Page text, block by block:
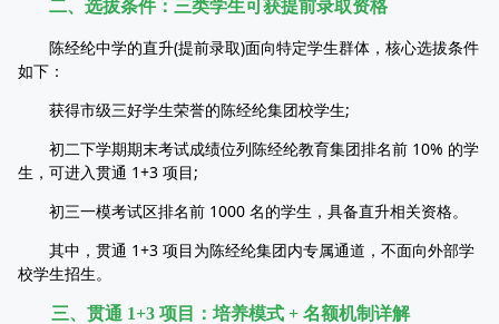
二、选拔条件：三类学生可获提前录取资格
陈经纶中学的直升(提前录取)面向特定学生群体，核心选拔条件
如下：
获得市级三好学生荣誉的陈经纶集团校学生;
初二下学期期末考试成绩位列陈经纶教育集团排名前 10% 的学
生，可进入贯通 1+3 项目;
初三一模考试区排名前 1000 名的学生，具备直升相关资格。
其中，贯通 1+3 项目为陈经纶集团内专属通道，不面向外部学
校学生招生。
三、贯通 1+3 项目：培养模式 + 名额机制详解